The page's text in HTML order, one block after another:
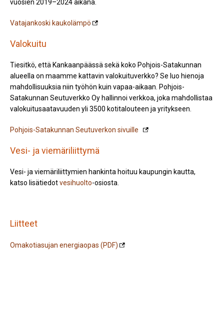
vuosien 2019–2024 aikana.
Vatajankoski kaukolämpö
Valokuitu
Tiesitkö, että Kankaanpäässä sekä koko Pohjois-Satakunnan
alueella on maamme kattavin valokuituverkko? Se luo hienoja
mahdollisuuksia niin työhön kuin vapaa-aikaan. Pohjois-
Satakunnan Seutuverkko Oy hallinnoi verkkoa, joka mahdollistaa
valokuitusaatavuuden yli 3500 kotitalouteen ja yritykseen.
Pohjois-Satakunnan Seutuverkon sivuille
Vesi- ja viemäriliittymä
Vesi- ja viemäriliittymien hankinta hoituu kaupungin kautta,
katso lisätiedotvesihuolto-osiosta.
Liitteet
Omakotiasujan energiaopas (PDF)